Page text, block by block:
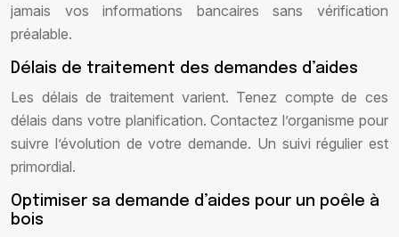
jamais vos informations bancaires sans vérification
préalable.
Délais de traitement des demandes d’aides
Les délais de traitement varient. Tenez compte de ces
délais dans votre planification. Contactez l’organisme pour
suivre l’évolution de votre demande. Un suivi régulier est
primordial.
Optimiser sa demande d’aides pour un poêle à
bois